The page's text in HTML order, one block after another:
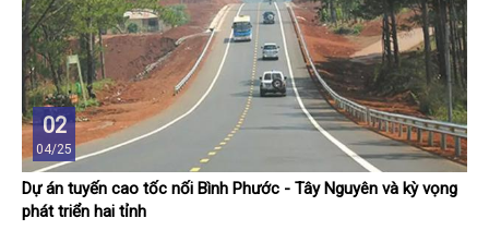
02
04/25
Dự án tuyến cao tốc nối Bình Phước - Tây Nguyên và kỳ vọng
phát triển hai tỉnh